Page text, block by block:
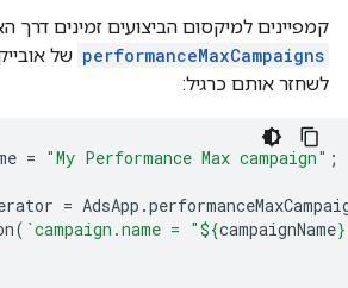
קמפיינים למיקסום הביצועים זמינים דרך
performanceMaxCampaigns של
לשחזר אותם כרגיל:
= "My Performance Max campaign" ;
= AdsApp .
( `campaign.name = "${campaignName}